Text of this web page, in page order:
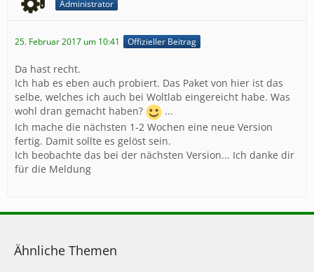
Administrator
25. Februar 2017 um 10:41 Offizieller Beitrag
Da hast recht.
Ich hab es eben auch probiert. Das Paket von hier ist das
selbe, welches ich auch bei Woltlab eingereicht habe. Was
wohl dran gemacht haben?
...
Ich mache die nächsten 1-2 Wochen eine neue Version
fertig. Damit sollte es gelöst sein.
Ich beobachte das bei der nächsten Version... Ich danke dir
für die Meldung
Ähnliche Themen